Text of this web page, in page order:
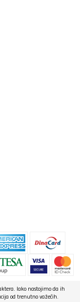
Iako nastojimo da ih
od trenutno važećih.